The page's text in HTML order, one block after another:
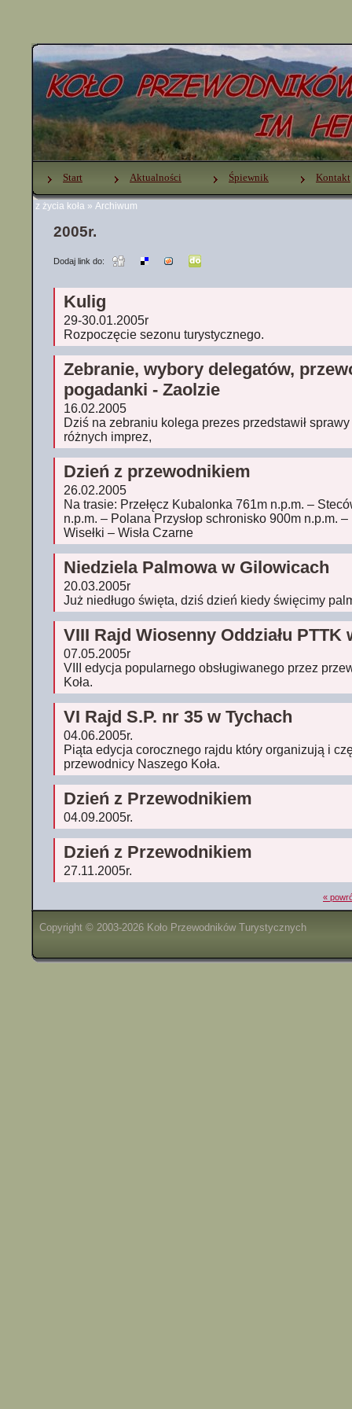
z życia koła » Archiwum
Start Aktualności Śpiewnik Kontakt
2005r.
Dodaj link do:
Kulig
29-30.01.2005r
Rozpoczęcie sezonu turystycznego.
Zebranie, wybory delegatów,
pogadanki - Zaolzie
16.02.2005
Dziś na zebraniu kolega prezes przedstawił
różnych imprez,
Dzień z przewodnikiem
26.02.2005
Na trasie: Przełęcz Kubalonka 761m n.p.m. –
n.p.m. – Polana Przysłop schronisko 900m n.p.m.
Wisełki – Wisła Czarne
Niedziela Palmowa w Gilowicach
20.03.2005r
Już niedługo święta, dziś dzień kiedy święcimy
VIII Rajd Wiosenny Oddziału PTTK
07.05.2005r
VIII edycja popularnego obsługiwanego przez
Koła.
VI Rajd S.P. nr 35 w Tychach
04.06.2005r.
Piąta edycja corocznego rajdu który organizują i
przewodnicy Naszego Koła.
Dzień z Przewodnikiem
04.09.2005r.
Dzień z Przewodnikiem
27.11.2005r.
«
Copyright © 2003-2026 Koło Przewodników Turystycznych